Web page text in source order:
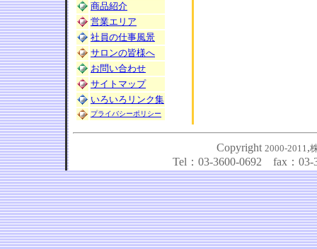
商品紹介
営業エリア
社員の仕事風景
サロンの皆様へ
お問い合わせ
サイトマップ
いろいろリンク集
プライバシーポリシー
Copyright 2000-2011,
Tel：03-3600-0692 fax：